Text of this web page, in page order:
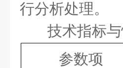
行分析处理。
技术指标
参数项